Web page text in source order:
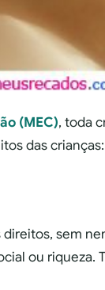
(MEC), toda
das crianças:
sem
ou